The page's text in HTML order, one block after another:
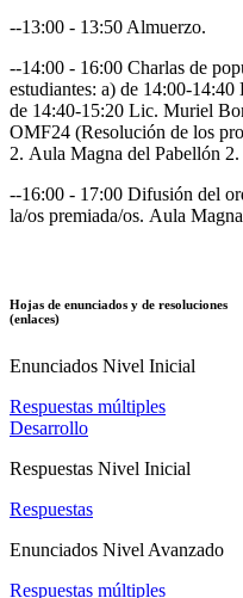
--13:00 - 13:50 Almuerzo.
--14:00 - 16:00 Charlas de
estudiantes: a) de 14:00-
de 14:40-15:20 Lic. Muriel
OMF24 (Resolución de los
2. Aula Magna del Pabellón 2.
--16:00 - 17:00 Difusión del
la/os premiada/os. Aula
Hojas de enunciados y de resoluciones
(enlaces)
Enunciados Nivel Inicial
Respuestas múltiples
Desarrollo
Respuestas Nivel Inicial
Respuestas
Enunciados Nivel Avanzado
Respuestas múltiples